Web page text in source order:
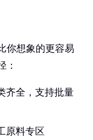
你想象的更容易
：
齐全，支持批量
原料专区